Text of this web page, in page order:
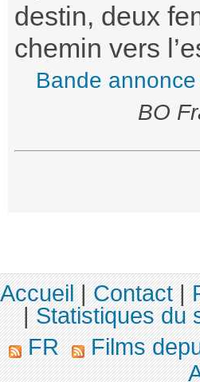
destin, deux
chemin vers
Bande annonce
BO
Accueil|Contact|
|Statistiques du
FR
Films